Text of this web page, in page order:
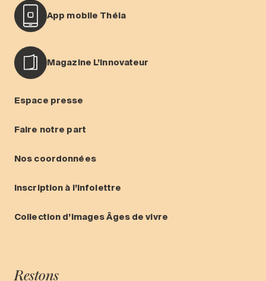
App mobile Théia
Magazine L’Innovateur
Espace presse
Faire notre part
Nos coordonnées
Inscription à l’infolettre
Collection d’images Âges de vivre
Restons